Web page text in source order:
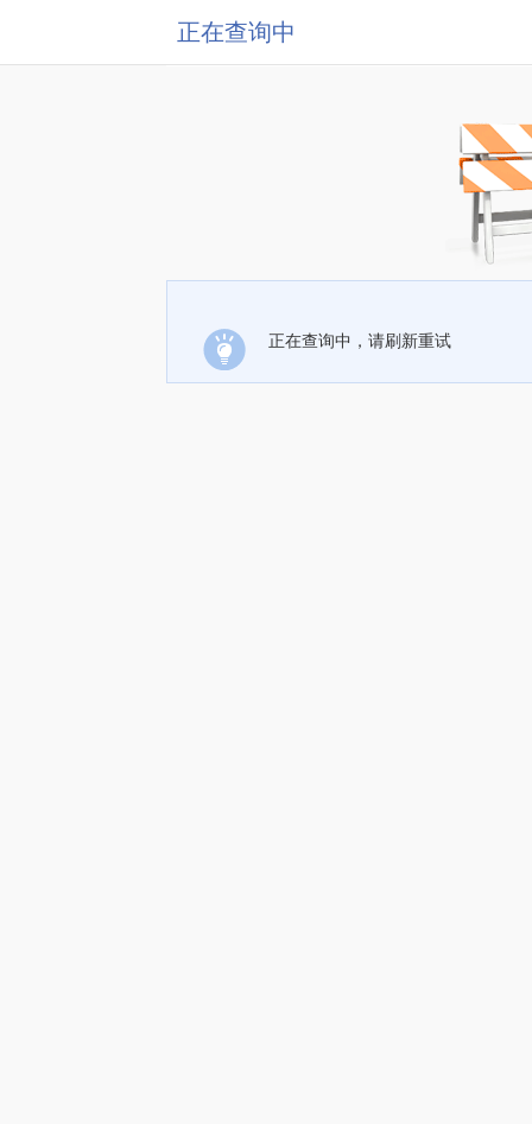
正在查询中
正在查询中，请刷新重试